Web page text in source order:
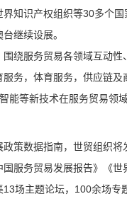
知识产权组织等30多个
继续设展。
绕服务贸易各领域互动
务，体育服务，供应链
能等新技术在服务贸易领
策数据指南，世贸组织
服务贸易发展报告》《
场主题论坛，100余场专